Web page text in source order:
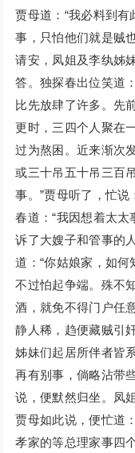
贾母道：“我必料到
事，只怕他们就是贼
请安，凤姐及李纨姊
答。独探春出位笑道
比先放肆了许多。先
更时，三四个人聚在
过为熬困。近来渐次
或三十吊五十吊三百
事。”贾母听了，忙说
春道：“我因想着太
诉了大嫂子和管事的
道：“你姑娘家，如何
不过怕起争端。殊不
酒，就免不得门户任
静人稀，趋便藏贼引
姊妹们起居所伴者皆
再有别事，倘略沾带
说，便默然归坐。凤
贾母如此说，便忙道
孝家的等总理家事四